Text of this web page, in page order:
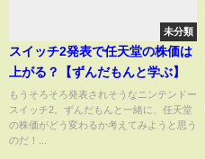
未分類
スイッチ2発表で任天堂の株価は
上がる？【ずんだもんと学ぶ】
もうそろそろ発表されそうなニンテンドー
スイッチ2。ずんだもんと一緒に、任天堂
の株価がどう変わるか考えてみようと思う
のだ！...